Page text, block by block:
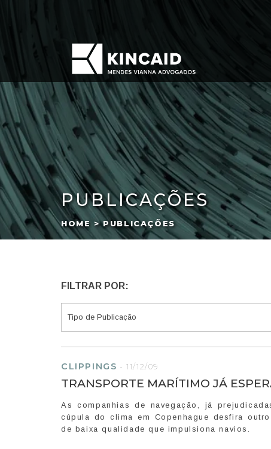
PUBLICAÇÕES
HOME > PUBLICAÇÕES
FILTRAR POR:
CLIPPINGS -11/12/09
TRANSPORTE MARÍTIMO JÁ
As companhias de navegação, já
cúpula do clima em Copenhague desfira
de baixa qualidade que impulsiona navios.